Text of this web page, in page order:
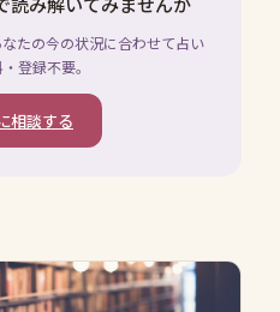
たの今の状況に合わせて占い
登録不要。
相談する